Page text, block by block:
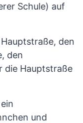
Schule) auf
den
den
die Hauptstraße
und